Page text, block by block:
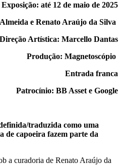
Exposição: até 12 de maio de 2025
e Renato Araújo da Silva
Direção Artística: Marcello Dantas
Produção: Magnetoscópio
Entrada franca
Patrocínio: BB Asset e Google
traduzida como uma
de capoeira fazem parte da
a curadoria de Renato Araújo da